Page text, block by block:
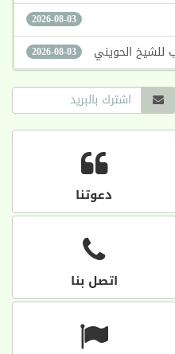
2026-08-03
2026-08-03 للشيخ الحويني
دعوتنا
اتصل بنا